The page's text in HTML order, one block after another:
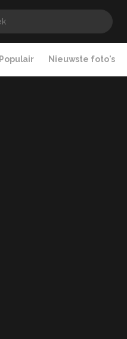
Populair Nieuwste foto's